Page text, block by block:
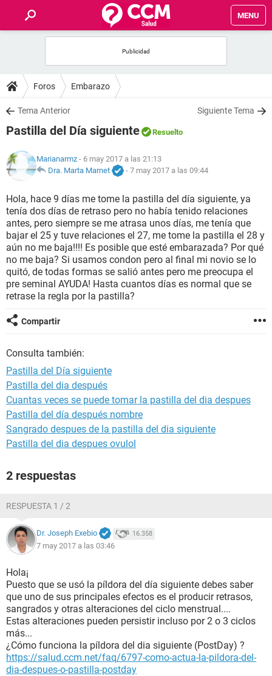
MENU
FOROS
SALUD
NUTRICIÓN
BIENESTAR
SEXUALIDAD
GLOSARIO
Foros Embarazo
Tema Anterior Siguiente Tema
Pastilla del Día siguiente Resuelto
Marianarmz - 6 may 2017 a las 21:13
Dra. Marta Marnet
- 7 may 2017 a las 09:44
Hola, hace 9 días me tome la pastilla del día siguiente, ya
tenía dos días de retraso pero no había tenido relaciones
antes, pero siempre se me atrasa unos días, me tenía que
bajar el 25 y tuve relaciones el 27, me tome la pastilla el 28 y
aún no me baja!!!! Es posible que esté embarazada? Por qué
no me baja? Si usamos condon pero al final mi novio se lo
quitó, de todas formas se salió antes pero me preocupa el
pre seminal AYUDA! Hasta cuantos días es normal que se
retrase la regla por la pastilla?
Compartir
Consulta también:
Pastilla del Día siguiente
Pastilla del dia después
Cuantas veces se puede tomar la pastilla del dia despues
Pastilla del día después nombre
Sangrado despues de la pastilla del dia siguiente
Pastilla del dia despues ovulol
2 respuestas
RESPUESTA 1 / 2
Dr. Joseph Exebio 16.358
7 may 2017 a las 03:46
Hola¡
Puesto que se usó la píldora del día siguiente debes saber
que uno de sus principales efectos es el producir retrasos,
sangrados y otras alteraciones del ciclo menstrual....
Estas alteraciones pueden persistir incluso por 2 o 3 ciclos
más...
¿Cómo funciona la píldora del dia siguiente (PostDay) ?
https://salud.ccm.net/faq/6797-como-actua-la-pildora-del-
dia-despues-o-pastilla-postday